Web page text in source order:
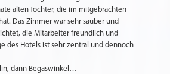
alten Tochter, die im mitgebrachten
Das Zimmer war sehr sauber und
die Mitarbeiter freundlich und
des Hotels ist sehr zentral und dennoch
dann Begaswinkel…